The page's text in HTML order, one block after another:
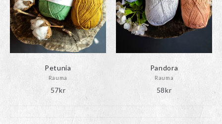
än syntetiska alternativ.
Petunia
Rauma
57kr
Pandora
Rauma
58kr